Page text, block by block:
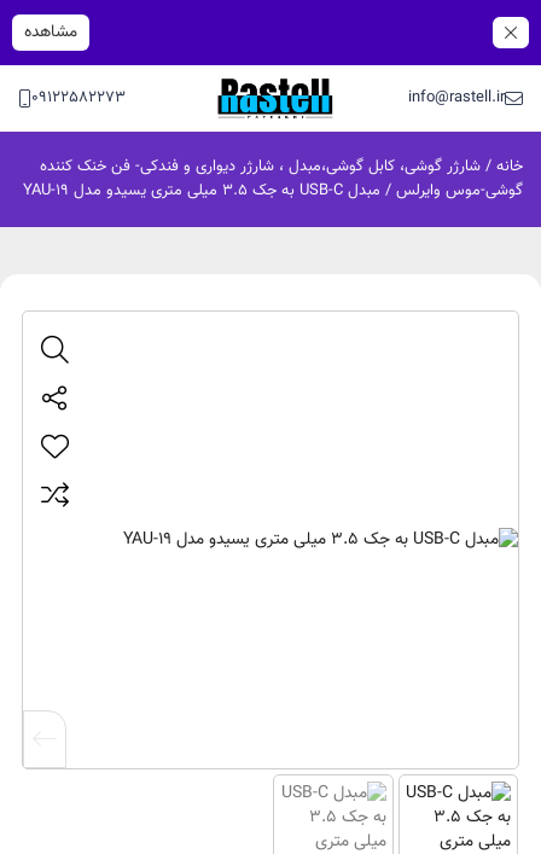
مشاهده
info@rastell.ir
09122582273
خانه / شارژر گوشی، کابل گوشی،مبدل ، شارژر دیواری و فندکی- فن خنک کننده
گوشی-موس وایرلس / مبدل USB-C به جک 3.5 میلی متری یسیدو مدل YAU-19